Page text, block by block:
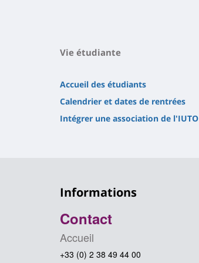
Vie étudiante
Accueil des étudiants
Calendrier et dates de rentrées
Intégrer une association de l'IUTO
Informations
Contact
Accueil
+33 (0) 2 38 49 44 00